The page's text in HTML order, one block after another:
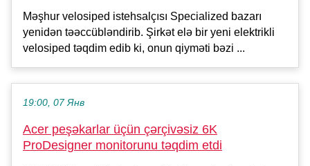
Məşhur velosiped istehsalçısı Specialized bazarı
yenidən təəccübləndirib. Şirkət elə bir yeni elektrikli
velosiped təqdim edib ki, onun qiyməti bəzi ...
19:00, 07 Янв
Acer peşəkarlar üçün çərçivəsiz 6K
ProDesigner monitorunu təqdim etdi